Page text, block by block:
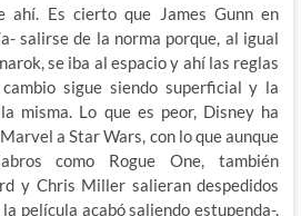
ahí. Es cierto que James Gunn en
salirse de la norma porque, al igual
se iba al espacio y ahí las reglas
sigue siendo superficial y la
misma. Lo que es peor, Disney ha
a Star Wars, con lo que aunque
como Rogue One, también
y Chris Miller salieran despedidos
película acabó saliendo estupenda-.